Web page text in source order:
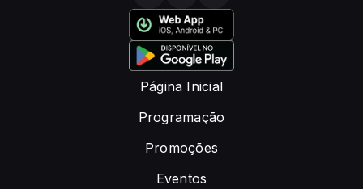
Página Inicial
Programação
Promoções
Eventos